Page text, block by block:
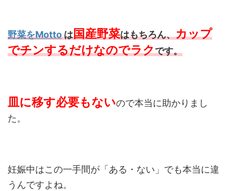
野菜をMottoは国産野菜はもちろん、カップ
でチンするだけなのでラクです。
皿に移す必要もないので本当に助かりまし
た。
妊娠中はこの一手間が「ある・ない」でも本当に違
うんですよね。